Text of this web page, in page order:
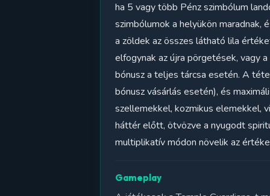
ha 5 vagy több Pénz szimbólum
szimbólumok a helyükön
a zöldek az összes látható lila
elfogynak az újra pörgetések, vagy
bónusz a teljes tárcsa esetén. A
bónusz vásárlás esetén), és
szellemekkel, kozmikus elemekkel,
háttér előtt, ötvözve a nyugodt
multiplikatív módon növelik az
Gameplay